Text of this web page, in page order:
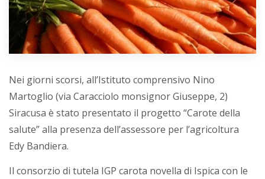
Nei giorni scorsi, all’Istituto comprensivo Nino
Martoglio (via Caracciolo monsignor Giuseppe, 2)
Siracusa è stato presentato il progetto “Carote della
salute” alla presenza dell’assessore per l’agricoltura
Edy Bandiera.
Il consorzio di tutela IGP carota novella di Ispica con le